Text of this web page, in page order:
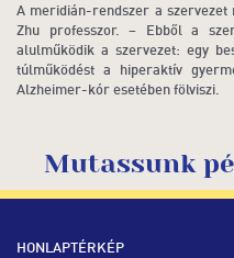
A meridián-rendszer a
Zhu professzor. – Ebből a
alulműködik a szervezet: egy
túlműködést a hiperaktív
Alzheimer-kór esetében fölviszi.
Mutassunk
HONLAPTÉRKÉP